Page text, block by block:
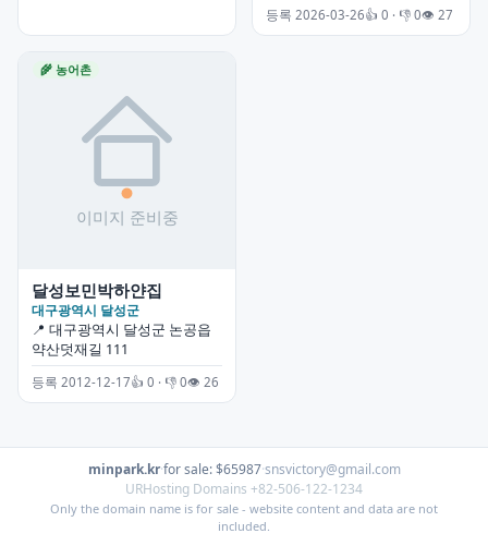
등록 2026-03-26👍 0 · 👎 0👁 27
🌾 농어촌
달성보민박하얀집
대구광역시 달성군
📍 대구광역시 달성군 논공읍
약산덧재길 111
등록 2012-12-17👍 0 · 👎 0👁 26
minpark.kr·for sale: $65987·snsvictory@gmail.com
URHosting Domains +82-506-122-1234
Only the domain name is for sale - website content and data are not
included.